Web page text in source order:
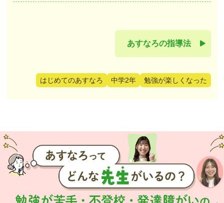
あすなろの指導法
はじめてのあすなろ 中学2年 勉強が楽しくなった